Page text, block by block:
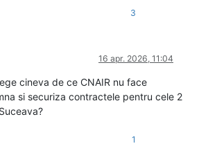
3
16 apr. 2026, 11:04
cineva de ce CNAIR nu face
si securiza contractele pentru cele 2
1